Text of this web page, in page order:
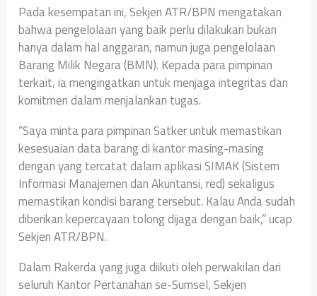
Pada kesempatan ini, Sekjen ATR/BPN mengatakan
bahwa pengelolaan yang baik perlu dilakukan bukan
hanya dalam hal anggaran, namun juga pengelolaan
Barang Milik Negara (BMN). Kepada para pimpinan
terkait, ia mengingatkan untuk menjaga integritas dan
komitmen dalam menjalankan tugas.
“Saya minta para pimpinan Satker untuk memastikan
kesesuaian data barang di kantor masing-masing
dengan yang tercatat dalam aplikasi SIMAK (Sistem
Informasi Manajemen dan Akuntansi, red) sekaligus
memastikan kondisi barang tersebut. Kalau Anda sudah
diberikan kepercayaan tolong dijaga dengan baik,” ucap
Sekjen ATR/BPN.
Dalam Rakerda yang juga diikuti oleh perwakilan dari
seluruh Kantor Pertanahan se-Sumsel, Sekjen